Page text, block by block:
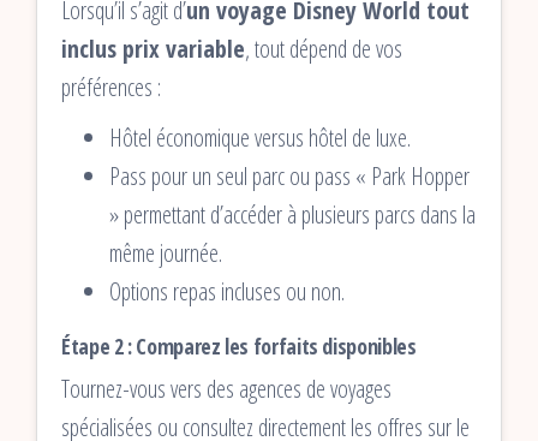
Lorsqu’il s’agit d’un voyage Disney World tout
inclus prix variable, tout dépend de vos
préférences :
Hôtel économique versus hôtel de luxe.
Pass pour un seul parc ou pass « Park Hopper
» permettant d’accéder à plusieurs parcs dans la
même journée.
Options repas incluses ou non.
Étape 2 : Comparez les forfaits disponibles
Tournez-vous vers des agences de voyages
spécialisées ou consultez directement les offres sur le